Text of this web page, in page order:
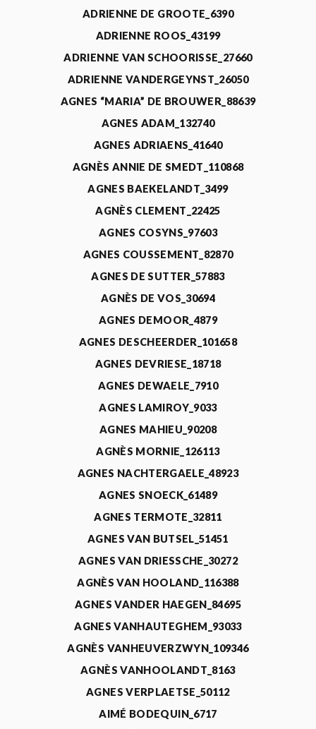
ADRIENNE DE GROOTE_6390
ADRIENNE ROOS_43199
ADRIENNE VAN SCHOORISSE_27660
ADRIENNE VANDERGEYNST_26050
AGNES “MARIA” DE BROUWER_88639
AGNES ADAM_132740
AGNES ADRIAENS_41640
AGNÈS ANNIE DE SMEDT_110868
AGNES BAEKELANDT_3499
AGNÈS CLEMENT_22425
AGNES COSYNS_97603
AGNES COUSSEMENT_82870
AGNES DE SUTTER_57883
AGNÈS DE VOS_30694
AGNES DEMOOR_4879
AGNES DESCHEERDER_101658
AGNES DEVRIESE_18718
AGNES DEWAELE_7910
AGNES LAMIROY_9033
AGNES MAHIEU_90208
AGNÈS MORNIE_126113
AGNES NACHTERGAELE_48923
AGNES SNOECK_61489
AGNES TERMOTE_32811
AGNES VAN BUTSEL_51451
AGNES VAN DRIESSCHE_30272
AGNÈS VAN HOOLAND_116388
AGNES VANDER HAEGEN_84695
AGNES VANHAUTEGHEM_93033
AGNÈS VANHEUVERZWYN_109346
AGNÈS VANHOOLANDT_8163
AGNES VERPLAETSE_50112
AIMÉ BODEQUIN_6717